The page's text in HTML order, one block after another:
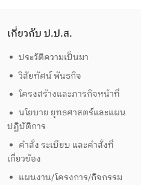
เกี่ยวกับ ป.ป.ส.
ประวัติความเป็นมา
วิสัยทัศน์ พันธกิจ
โครงสร้างและภารกิจหน้าที่
นโยบาย ยุทธศาสตร์และแผน
ปฏิบัติการ
คำสั่ง ระเบียบ และคำสั่งที่
เกี่ยวข้อง
แผนงาน/โครงการ/กิจกรรม